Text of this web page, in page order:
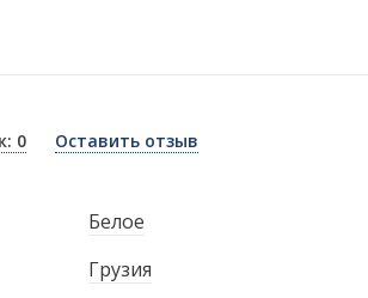
0 Оставить отзыв
Белое
Грузия